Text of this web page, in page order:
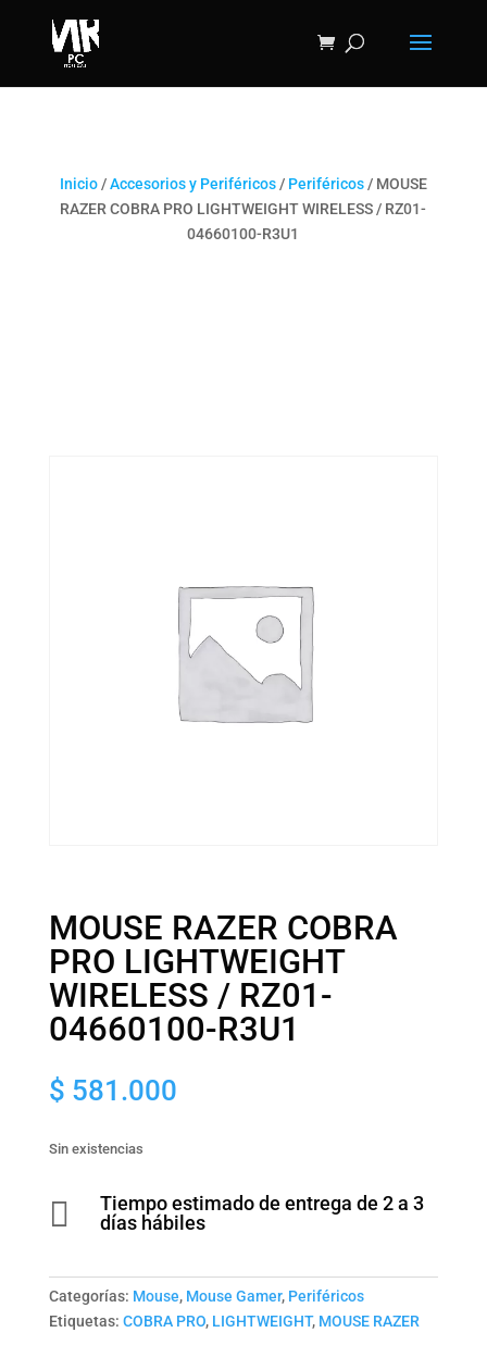
Inicio/Accesorios y Periféricos/ Periféricos/ MOUSE
RAZER COBRA PRO LIGHTWEIGHT WIRELESS / RZ01-
04660100-R3U1
MOUSE RAZER COBRA
PRO LIGHTWEIGHT
WIRELESS / RZ01-
04660100-R3U1
$ 581.000
Sin existencias

Tiempo estimado de entrega de 2 a 3
días hábiles
Categorías: Mouse, Mouse Gamer, Periféricos
Etiquetas: COBRA PRO, LIGHTWEIGHT, MOUSE RAZER